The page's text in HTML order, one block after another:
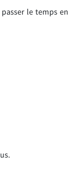
le temps en